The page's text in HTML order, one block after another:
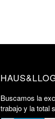
Buscamos la
trabajo y la total